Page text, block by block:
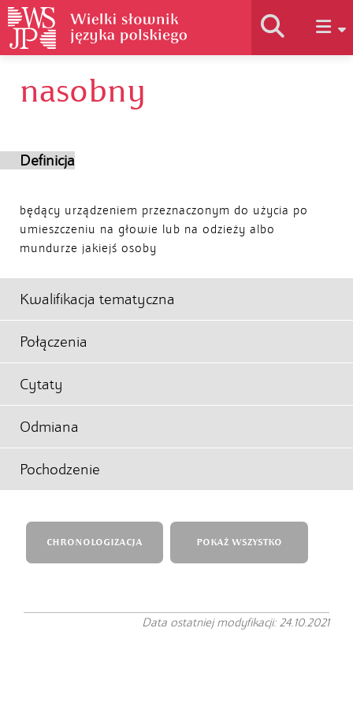
Historia słownika
nasobny
Definicja
będący urządzeniem przeznaczonym do użycia po
umieszczeniu na głowie lub na odzieży albo
mundurze jakiejś osoby
Kwalifikacja tematyczna
Połączenia
Cytaty
Odmiana
Pochodzenie
CHRONOLOGIZACJA POKAŻ WSZYSTKO
Data ostatniej modyfikacji: 24.10.2021